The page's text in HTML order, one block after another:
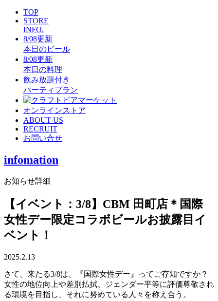
TOP
STORE
INFO.
8/08更新
本日のビール
8/08更新
本日の料理
飲み放題付き
パーティプラン
オンラインストア
ABOUT US
RECRUIT
お問い合せ
infomation
お知らせ詳細
【イベント：3/8】CBM 田町店＊国際
女性デー限定コラボビールお披露目イ
ベント！
2025.2.13
さて、来たる3/8は、『国際女性デー』ってご存知ですか？
女性の地位向上や差別払拭、ジェンダー平等に評価尊敬され
る環境を目指し、それに努めている人々を称え合う。